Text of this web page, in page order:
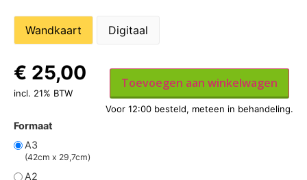
Wandkaart Digitaal
Formaat
A3
(42cm x 29,7cm)
A2
€ 25,00
incl. 21% BTW
Toevoegen aan winkelwagen